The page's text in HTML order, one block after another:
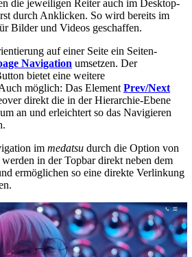
die jeweiligen Reiter auch im Desktop-
durch Anklicken. So wird bereits im
Bilder und Videos geschaffen.
auf einer Seite ein Seiten-
Navigation umsetzen. Der
bietet eine weitere
möglich: Das Element Prev/Next
direkt die in der Hierarchie-Ebene
an und erleichtert so das Navigieren
im medatsu durch die Option von
werden in der Topbar direkt neben dem
ermöglichen so eine direkte Verlinkung